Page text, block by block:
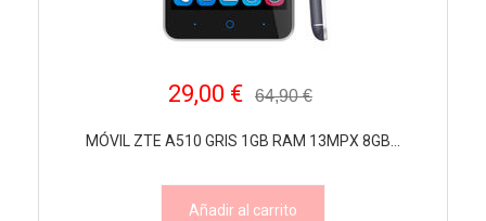
29,00 € 64,90 €
MÓVIL ZTE A510 GRIS 1GB RAM 13MPX 8GB...
Añadir al carrito